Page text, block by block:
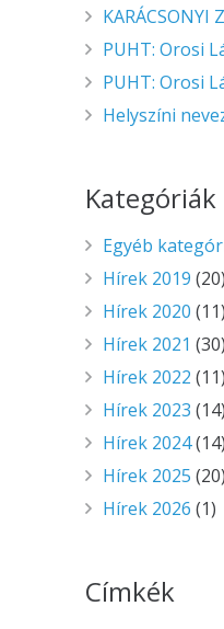
KARÁCSONYI
PUHT: Orosi
PUHT: Orosi
Helyszíni
Kategóriák
Egyéb
Hírek 2019 (20)
Hírek 2020 (11)
Hírek 2021 (30)
Hírek 2022 (11)
Hírek 2023 (14)
Hírek 2024(14)
Hírek 2025 (20)
Hírek 2026 (1)
Címkék